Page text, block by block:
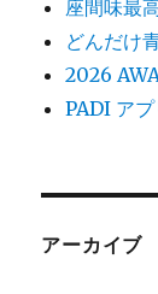
座間味最
どんだけ
2026
PADI ア
アーカイブ